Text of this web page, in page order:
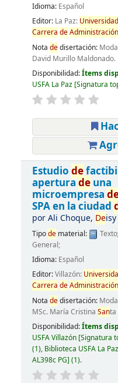
Idioma: Español
Editor: La Paz: Universidad
Carrera deAdministración
Nota dedisertación:
David Murillo Maldonado.
Disponibilidad:Ítems
USFA La Paz Signatura
Estudio de
aperturadeuna
microempresa
SPA en la ciudad
porAli Choque, Deisy
Tipodematerial: Texto
General;
Idioma: Español
Editor:Villazón:
Carrera deAdministración
Nota dedisertación:
MSc. María Cristina Santa
Disponibilidad:Ítems
USFA Villazón Signatura
(1), Biblioteca USFA La Paz
AL398c PG (1).